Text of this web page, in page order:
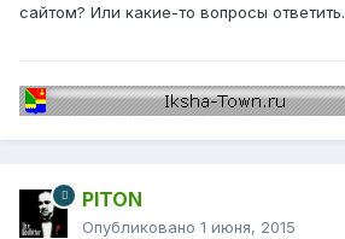
сайтом? Или какие-то вопросы ответить.
PITON
Опубликовано 1 июня, 2015